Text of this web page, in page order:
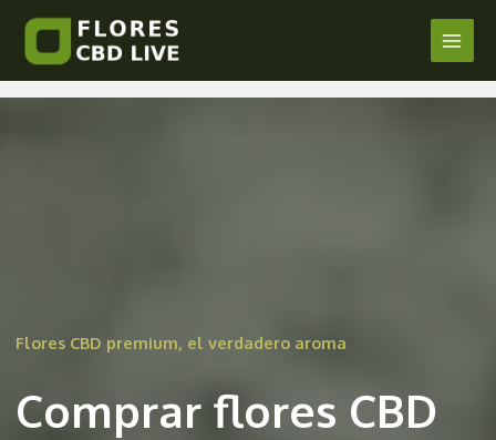
contenido
Main
Menu
Comprar Flores CBD en Esplús
/ Huesca/ Por admin
Flores CBD premium, el verdadero aroma
Comprar flores CBD